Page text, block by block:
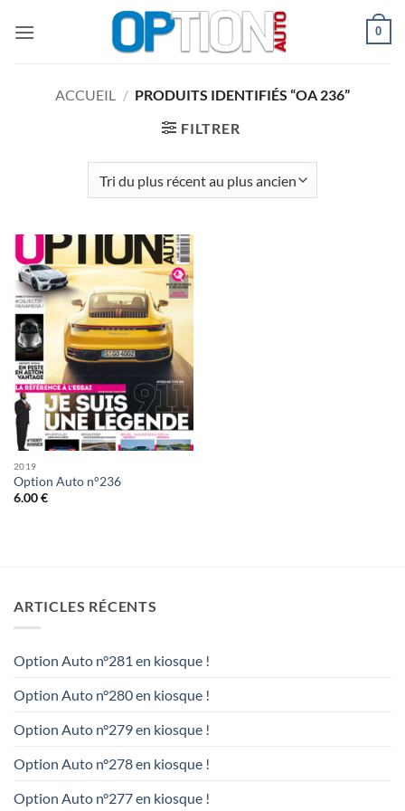
0
ACCUEIL / PRODUITS IDENTIFIÉS “OA 236”
FILTRER
2019
Option Auto n°236
6.00€
ARTICLES RÉCENTS
Option Auto n°281 en kiosque !
Option Auto n°280 en kiosque !
Option Auto n°279 en kiosque !
Option Auto n°278 en kiosque !
Option Auto n°277 en kiosque !